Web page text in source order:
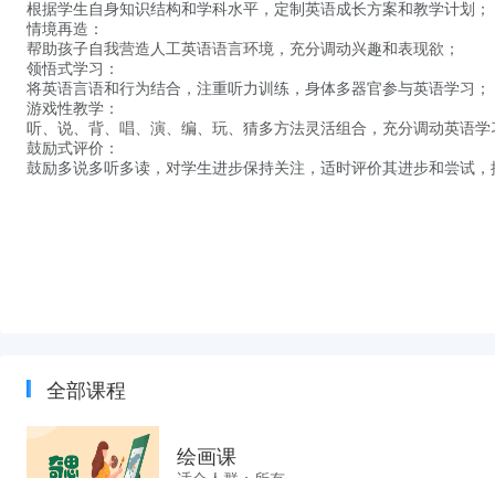
根据学生自身知识结构和学科水平，定制英语成长方案和教学计划；
情境再造：
帮助孩子自我营造人工英语语言环境，充分调动兴趣和表现欲；
领悟式学习：
将英语言语和行为结合，注重听力训练，身体多器官参与英语学习；
游戏性教学：
听、说、背、唱、演、编、玩、猜多方法灵活组合，充分调动英语
鼓励式评价：
鼓励多说多听多读，对学生进步保持关注，适时评价其进步和尝试
全部课程
绘画课